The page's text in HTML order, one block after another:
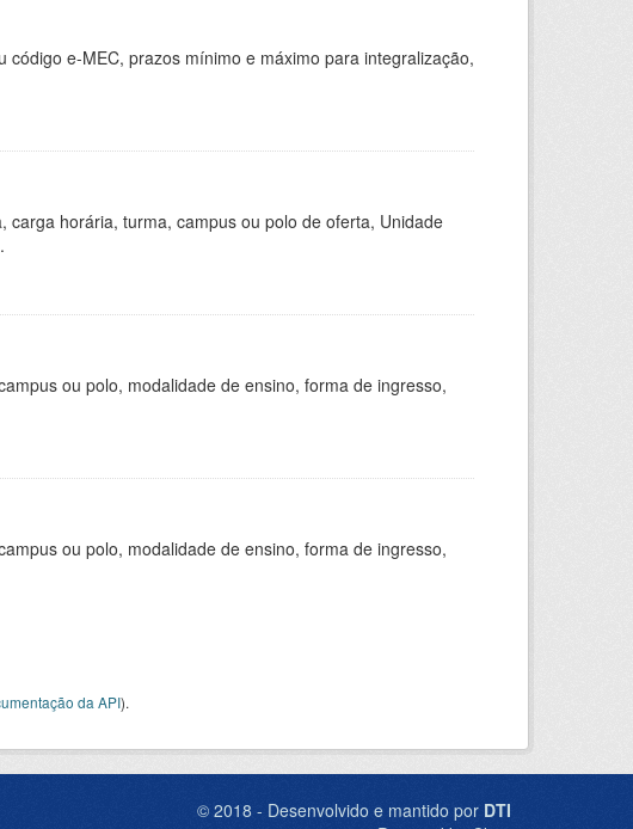
e-MEC, prazos mínimo e máximo para integralização,
horária, turma, campus ou polo de oferta, Unidade
ou polo, modalidade de ensino, forma de ingresso,
ou polo, modalidade de ensino, forma de ingresso,
da API).
© 2018 - Desenvolvido e mantido por DTI